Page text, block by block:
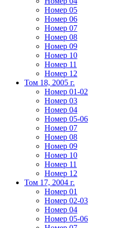
Номер 05
Номер 06
Номер 07
Номер 08
Номер 09
Номер 10
Номер 11
Номер 12
Том 18, 2005 г.
Номер 01-02
Номер 03
Номер 04
Номер 05-06
Номер 07
Номер 08
Номер 09
Номер 10
Номер 11
Номер 12
Том 17, 2004 г.
Номер 01
Номер 02-03
Номер 04
Номер 05-06